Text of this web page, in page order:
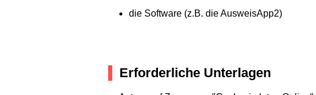
die Software (z.B. die AusweisApp2)
Erforderliche Unterlagen